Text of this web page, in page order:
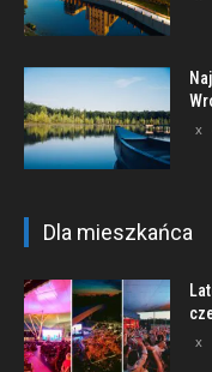
Dla mieszkańca